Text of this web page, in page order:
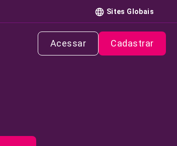
Sites Globais
Acessar Cadastrar